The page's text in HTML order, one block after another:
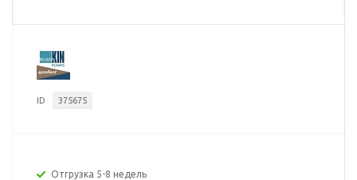
ID 375675
Отгрузка 5-8 недель